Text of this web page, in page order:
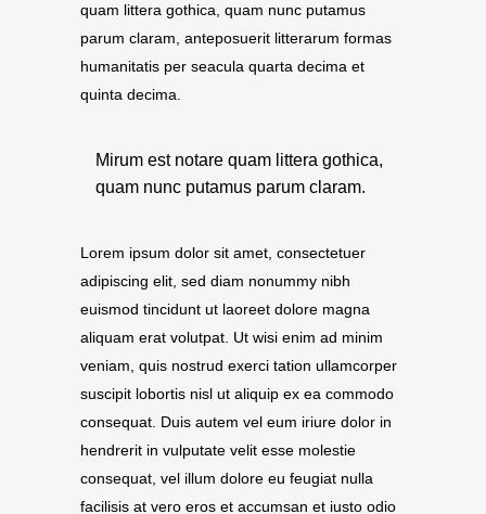
quam littera gothica, quam nunc putamus
parum claram, anteposuerit litterarum formas
humanitatis per seacula quarta decima et
quinta decima.
Mirum est notare quam littera gothica,
quam nunc putamus parum claram.
Lorem ipsum dolor sit amet, consectetuer
adipiscing elit, sed diam nonummy nibh
euismod tincidunt ut laoreet dolore magna
aliquam erat volutpat. Ut wisi enim ad minim
veniam, quis nostrud exerci tation ullamcorper
suscipit lobortis nisl ut aliquip ex ea commodo
consequat. Duis autem vel eum iriure dolor in
hendrerit in vulputate velit esse molestie
consequat, vel illum dolore eu feugiat nulla
facilisis at vero eros et accumsan et iusto odio